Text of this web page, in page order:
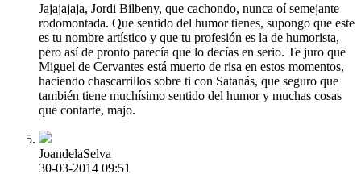
Jajajajaja, Jordi Bilbeny, que cachondo, nunca oí semejante
rodomontada. Que sentido del humor tienes, supongo que este
es tu nombre artístico y que tu profesión es la de humorista,
pero así de pronto parecía que lo decías en serio. Te juro que
Miguel de Cervantes está muerto de risa en estos momentos,
haciendo chascarrillos sobre ti con Satanás, que seguro que
también tiene muchísimo sentido del humor y muchas cosas
que contarte, majo.
JoandelaSelva
30-03-2014 09:51